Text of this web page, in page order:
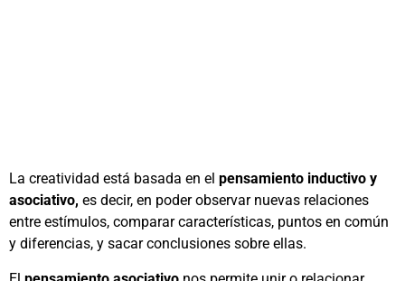
La creatividad está basada en el pensamiento inductivo y
asociativo, es decir, en poder observar nuevas relaciones
entre estímulos, comparar características, puntos en común
y diferencias, y sacar conclusiones sobre ellas.